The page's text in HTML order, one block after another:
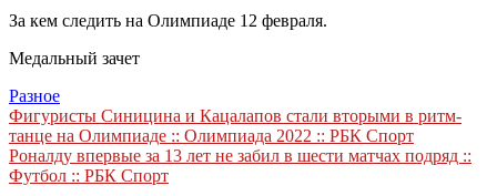
За кем следить на Олимпиаде 12 февраля.
Медальный зачет
Разное
Навигация
по
записям
Фигуристы Синицина и Кацалапов стали вторыми в ритм-
танце на Олимпиаде :: Олимпиада 2022 :: РБК Спорт
Роналду впервые за 13 лет не забил в шести матчах подряд ::
Футбол :: РБК Спорт